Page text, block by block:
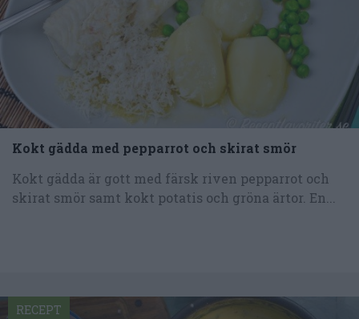
Kokt gädda med pepparrot och skirat smör
Kokt gädda är gott med färsk riven pepparrot och
skirat smör samt kokt potatis och gröna ärtor. En...
RECEPT